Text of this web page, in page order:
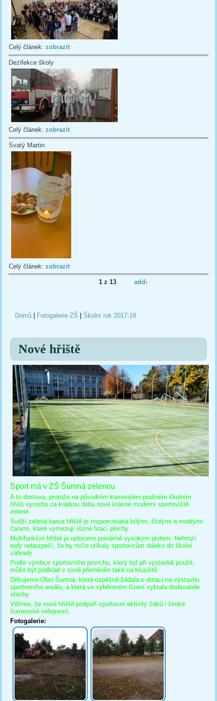
Celý článek:zobrazit
Dezifekce školy
Celý článek:zobrazit
Svatý Martin
Celý článek:zobrazit
1 z 13 add›
Domů| Fotogalerie ZŠ Školní rok 2017-18
Nové hřiště
Sport má v ZŠ Šumná zelenou
A to doslova, protože na původním kamenitém prašném školním
hřišti vyrostlo za krátkou dobu nové krásné moderní sportoviště
zelené.
Svěží zelená barva hřiště je rozporcována bílými, žlutými a modrými
čarami, které vymezují různé hrací plochy.
Multifunkční hřiště je oploceno poměrně vysokým plotem. Nehrozí
tedy nebezpečí, že by míče utíkaly sportovcům daleko do školní
zahrady.
Podle výrobce sportovního povrchu, který byl při výstavbě použit,
může být podklad v zimě přeměněn také na kluziště.
Děkujeme Obci Šumná, která úspěšně žádala o dotaci na výstavbu
sportovního areálu, a která ve výběrovém řízení vybrala dodavatele
stavby.
Věříme, že nové hřiště podpoří sportovní aktivity žáků i široké
šumenské veřejnosti.
Fotogalerie: